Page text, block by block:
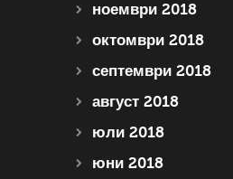
ноември 2018
октомври 2018
септември 2018
август 2018
юли 2018
юни 2018